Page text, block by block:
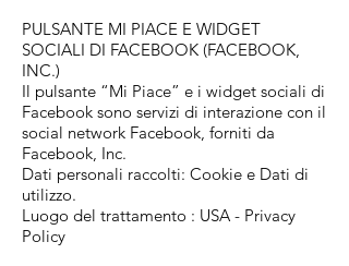
PULSANTE MI PIACE E WIDGET
SOCIALI DI FACEBOOK (FACEBOOK,
INC.)
Il pulsante “Mi Piace” e i widget sociali di
Facebook sono servizi di interazione con il
social network Facebook, forniti da
Facebook, Inc.
Dati personali raccolti: Cookie e Dati di
utilizzo.
Luogo del trattamento : USA - Privacy
Policy